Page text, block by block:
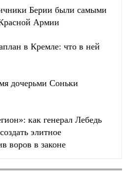
Берии были самыми
Армии
в Кремле: что в ней
дочерьми Соньки
как генерал Лебедь
элитное
воров в законе